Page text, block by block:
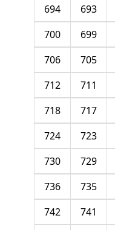
693
694
699
700
705
706
711
712
717
718
723
724
729
730
735
736
741
742